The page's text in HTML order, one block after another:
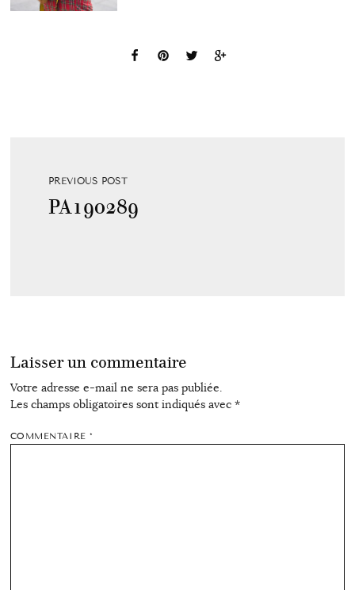
PREVIOUS POST
PA190289
Laisser un commentaire
Votre adresse e-mail ne sera pas publiée.
Les champs obligatoires sont indiqués avec *
COMMENTAIRE*